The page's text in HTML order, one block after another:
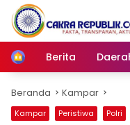
Langsung
konten
Home
Berita
Beranda Kampar
Kampar Peristiwa Polri